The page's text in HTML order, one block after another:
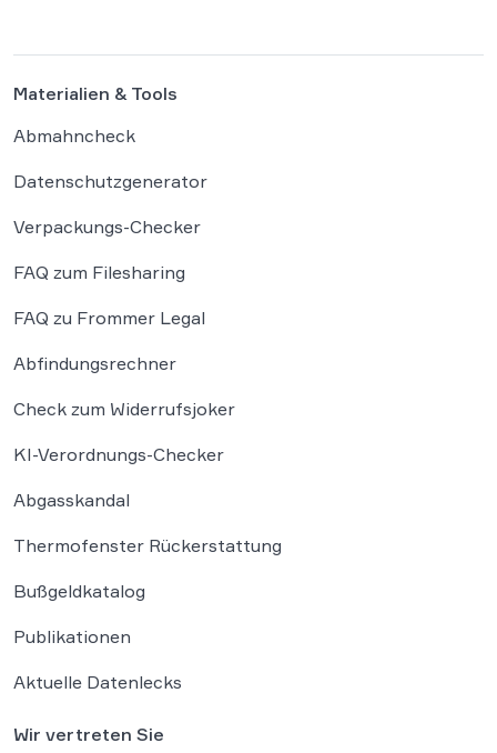
Materialien & Tools
Abmahncheck
Datenschutzgenerator
Verpackungs-Checker
FAQ zum Filesharing
FAQ zu Frommer Legal
Abfindungsrechner
Check zum Widerrufsjoker
KI-Verordnungs-Checker
Abgasskandal
Thermofenster Rückerstattung
Bußgeldkatalog
Publikationen
Aktuelle Datenlecks
Wir vertreten Sie